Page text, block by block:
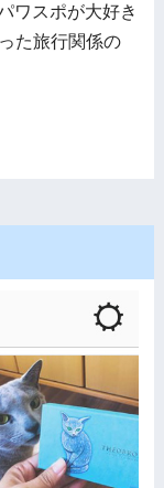
ワスポが大好き
た旅行関係の